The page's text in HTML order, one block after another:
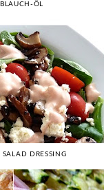
ÖL
DRESSING